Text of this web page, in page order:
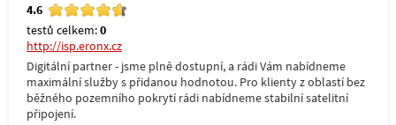
4.6
testů celkem:0
http://isp.eronx.cz
Digitální partner - jsme plně dostupní, a rádi Vám nabídneme
maximální služby s přidanou hodnotou. Pro klienty z oblastí bez
běžného pozemního pokrytí rádi nabídneme stabilní satelitní
připojení.